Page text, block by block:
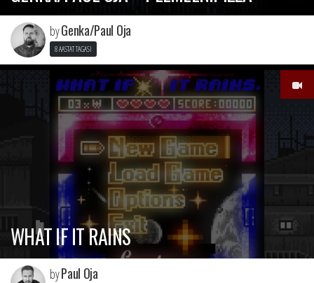
byGenka/Paul Oja
8 AASTAT TAGASI
WHAT IF IT RAINS
byPaul Oja